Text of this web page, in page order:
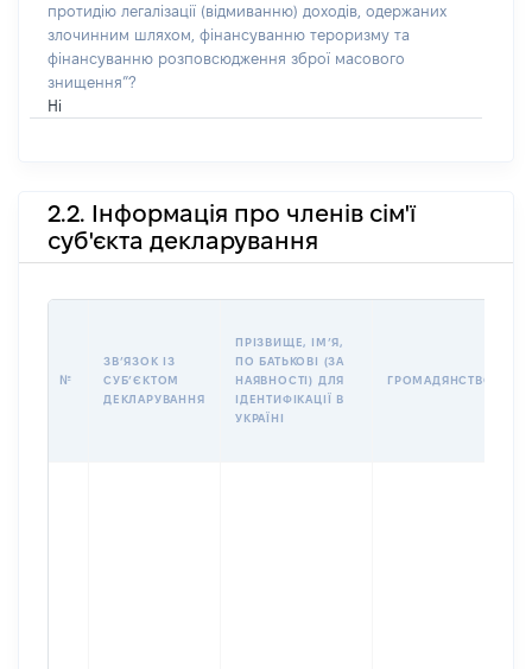
протидію легалізації (відмиванню) доходів, одержаних
злочинним шляхом, фінансуванню тероризму та
фінансуванню розповсюдження зброї масового
знищення”?
Ні
2.2. Інформація про членів сім'ї
суб'єкта декларування
№
ЗВʼЯЗОК ІЗ
СУБʼЄКТОМ
ДЕКЛАРУВАННЯ
ПРІЗВИЩЕ, ІМʼЯ,
ПО БАТЬКОВІ (ЗА
НАЯВНОСТІ) ДЛЯ
ІДЕНТИФІКАЦІЇ В
УКРАЇНІ
ГРОМАДЯНСТВО